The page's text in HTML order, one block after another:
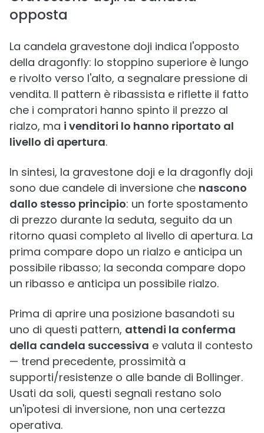
opposta
La candela gravestone doji indica l'opposto
della dragonfly: lo stoppino superiore è lungo
e rivolto verso l'alto, a segnalare pressione di
vendita. Il pattern è ribassista e riflette il fatto
che i compratori hanno spinto il prezzo al
rialzo, ma i venditori lo hanno riportato al
livello di apertura.
In sintesi, la gravestone doji e la dragonfly doji
sono due candele di inversione che nascono
dallo stesso principio: un forte spostamento
di prezzo durante la seduta, seguito da un
ritorno quasi completo al livello di apertura. La
prima compare dopo un rialzo e anticipa un
possibile ribasso; la seconda compare dopo
un ribasso e anticipa un possibile rialzo.
Prima di aprire una posizione basandoti su
uno di questi pattern, attendi la conferma
della candela successiva e valuta il contesto
— trend precedente, prossimità a
supporti/resistenze o alle bande di Bollinger.
Usati da soli, questi segnali restano solo
un'ipotesi di inversione, non una certezza
operativa.